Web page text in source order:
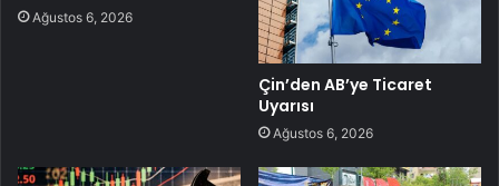
Ağustos 6, 2026
Çin’den AB’ye Ticaret
Uyarısı
Ağustos 6, 2026